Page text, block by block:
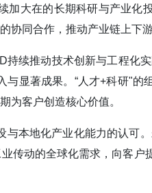
加大在的长期科研与产业化
同合作，推动产业链上下
续推动技术创新与工程化
显著成果。“人才+科研"的
为客户创造核心价值。
本地化产业化能力的认可
传动的全球化需求，向客户